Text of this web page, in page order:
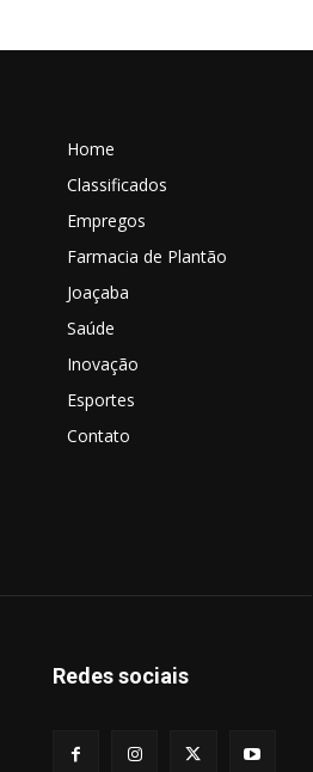
Home
Classificados
Empregos
Farmacia de Plantão
Joaçaba
Saúde
Inovação
Esportes
Contato
Redes sociais